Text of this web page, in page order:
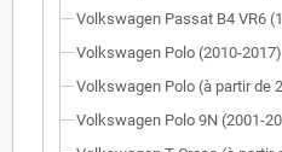
Volkswagen Passat B4 VR6
Volkswagen Polo (2010-2017)
Volkswagen Polo (à partir de
Volkswagen Polo 9N (2001-